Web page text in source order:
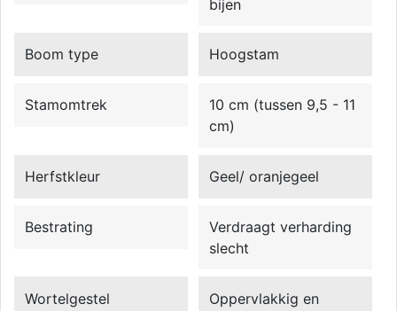
bijen
Boom type Hoogstam
Stamomtrek
10 cm (tussen 9,5 - 11
cm)
Herfstkleur Geel/ oranjegeel
Bestrating
Verdraagt verharding
slecht
Wortelgestel
Oppervlakkig en